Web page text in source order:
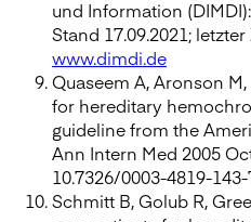
und Information
Stand 17.09.2021;
www.dimdi.de
Quaseem A, Aronson
for hereditary
guideline from the
Ann Intern Med 2005
10.7326/0003-4819-
Schmitt B, Golub R,